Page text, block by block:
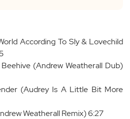
According To Sly & Lovechild
(Andrew Weatherall Dub)
(Audrey Is A Little Bit More
Weatherall Remix) 6:27